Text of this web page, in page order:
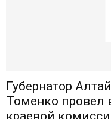
Губернатор
Томенко провел